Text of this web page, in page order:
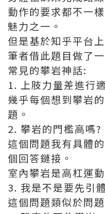
動作的要求都不一
魅力之一。
但是基於知乎平台
筆者借此題目做了
常見的攀岩神話:
1. 上肢力量差進行
幾乎每個想到攀岩
題。
2. 攀岩的門檻高嗎?
這個問題我有具體
個回答鏈接。
室內攀岩是高杠運
3. 我是不是要先引
這個問題類似於問